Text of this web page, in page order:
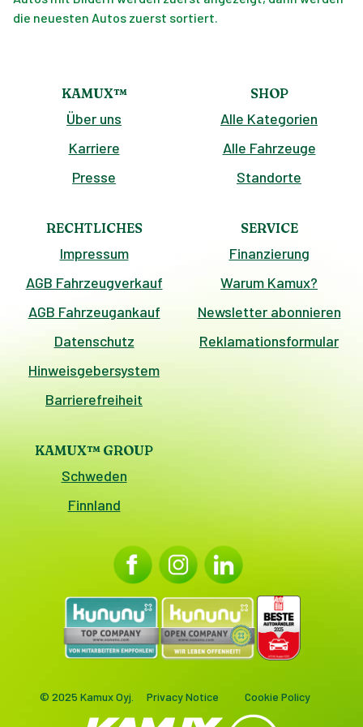
die neuesten Autos zuerst sortiert.
KAMUX™
Über uns
Karriere
Presse
SHOP
Alle Kategorien
Alle Fahrzeuge
Standorte
RECHTLICHES
Impressum
AGB Fahrzeugverkauf
AGB Fahrzeugankauf
Datenschutz
Hinweisgebersystem
Barrierefreiheit
SERVICE
Finanzierung
Warum Kamux?
Newsletter abonnieren
Reklamationsformular
KAMUX™ GROUP
Schweden
Finnland
© 2025 Kamux Oyj. Privacy Notice Cookie Policy